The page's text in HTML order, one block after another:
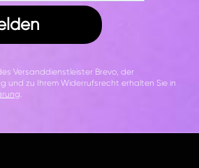
Versanddienstleister Brevo, der
und zu Ihrem Widerrufsrecht erhalten Sie in